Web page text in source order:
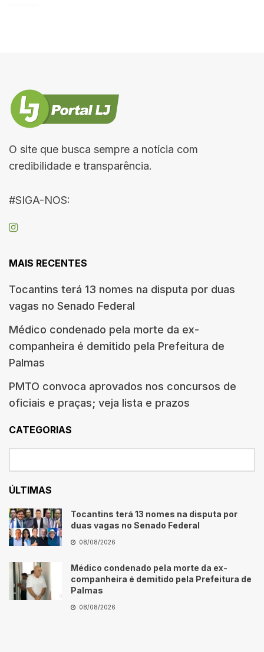
O site que busca sempre a notícia com
credibilidade e transparência.
#SIGA-NOS:
MAIS RECENTES
Tocantins terá 13 nomes na disputa por duas
vagas no Senado Federal
Médico condenado pela morte da ex-
companheira é demitido pela Prefeitura de
Palmas
PMTO convoca aprovados nos concursos de
oficiais e praças; veja lista e prazos
CATEGORIAS
ÚLTIMAS
Tocantins terá 13 nomes na disputa por
duas vagas no Senado Federal
08/08/2026
Médico condenado pela morte da ex-
companheira é demitido pela Prefeitura de
Palmas
08/08/2026